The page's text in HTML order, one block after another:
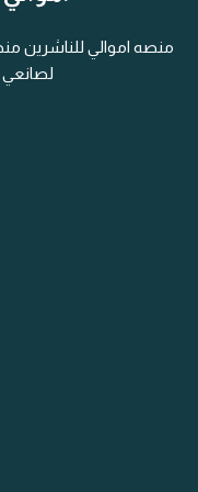
منصه اموالي للناشرين
لصانعي